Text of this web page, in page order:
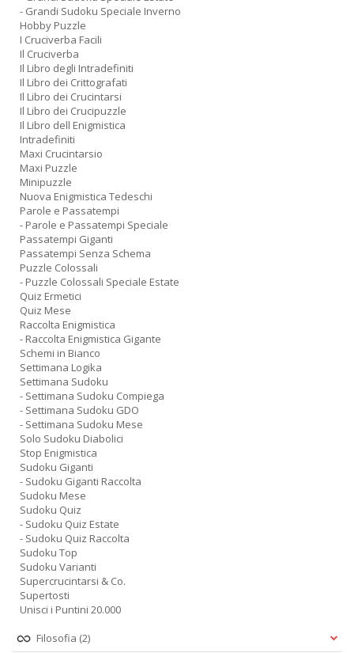
- Grandi Sudoku Speciale Inverno
Hobby Puzzle
I Cruciverba Facili
Il Cruciverba
Il Libro degli Intradefiniti
Il Libro dei Crittografati
Il Libro dei Crucintarsi
Il Libro dei Crucipuzzle
Il Libro dell Enigmistica
Intradefiniti
Maxi Crucintarsio
Maxi Puzzle
Minipuzzle
Nuova Enigmistica Tedeschi
Parole e Passatempi
- Parole e Passatempi Speciale
Passatempi Giganti
Passatempi Senza Schema
Puzzle Colossali
- Puzzle Colossali Speciale Estate
Quiz Ermetici
Quiz Mese
Raccolta Enigmistica
- Raccolta Enigmistica Gigante
Schemi in Bianco
Settimana Logika
Settimana Sudoku
- Settimana Sudoku Compiega
- Settimana Sudoku GDO
- Settimana Sudoku Mese
Solo Sudoku Diabolici
Stop Enigmistica
Sudoku Giganti
- Sudoku Giganti Raccolta
Sudoku Mese
Sudoku Quiz
- Sudoku Quiz Estate
- Sudoku Quiz Raccolta
Sudoku Top
Sudoku Varianti
Supercrucintarsi & Co.
Supertosti
Unisci i Puntini 20.000
Filosofia (2)